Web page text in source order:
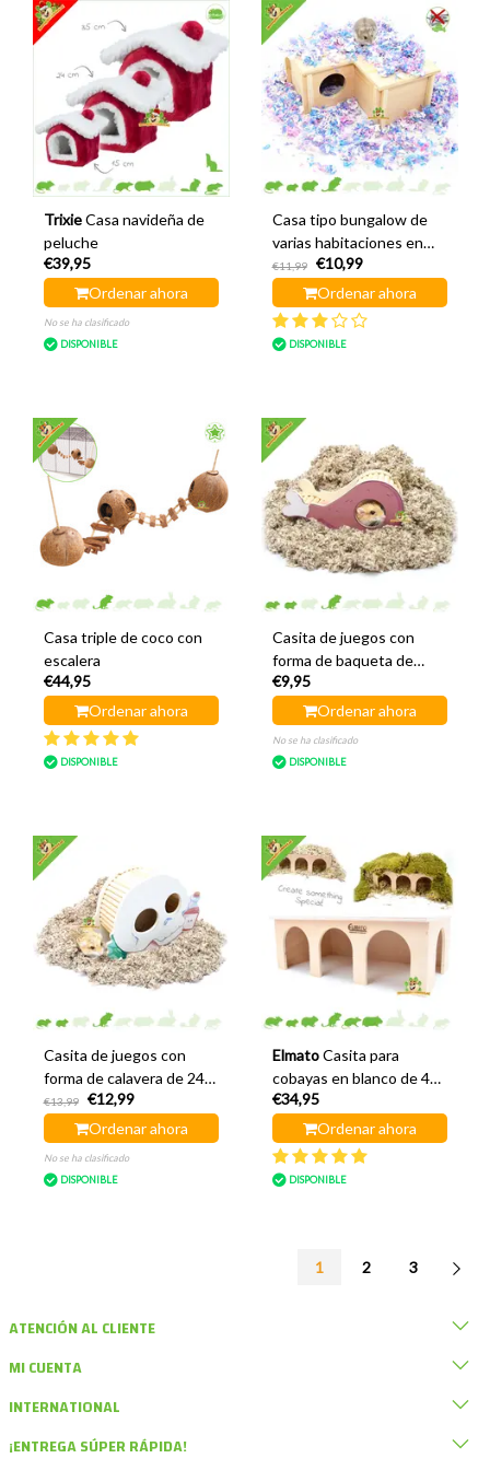
Trixie Casa navideña de
peluche
€39,95
Ordenar ahora
No se ha clasificado
DISPONIBLE
Casa tipo bungalow de
varias habitaciones en
esquina de 24 cm
€11,99
€10,99
Ordenar ahora
DISPONIBLE
Casa triple de coco con
escalera
€44,95
Ordenar ahora
DISPONIBLE
Casita de juegos con
forma de baqueta de
tambor, 20 cm
€9,95
Ordenar ahora
No se ha clasificado
DISPONIBLE
Casita de juegos con
forma de calavera de 24
cm
€13,99
€12,99
Ordenar ahora
No se ha clasificado
DISPONIBLE
Elmato Casita para
cobayas en blanco de 45
cm
€34,95
Ordenar ahora
DISPONIBLE
1 2 3
ATENCIÓN AL CLIENTE
MI CUENTA
INTERNATIONAL
¡ENTREGA SÚPER RÁPIDA!